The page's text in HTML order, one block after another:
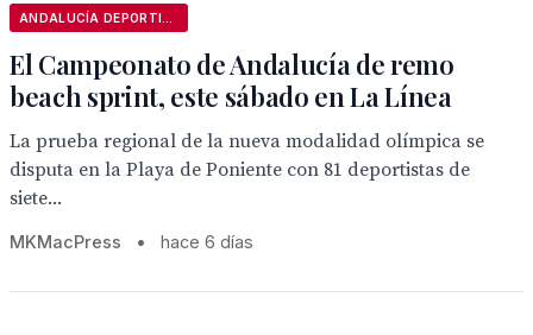
El Campeonato de Andalucía de remo
beach sprint, este sábado en La Línea
La prueba regional de la nueva modalidad olímpica se
disputa en la Playa de Poniente con 81 deportistas de
siete...
MKMacPress • hace 6 días